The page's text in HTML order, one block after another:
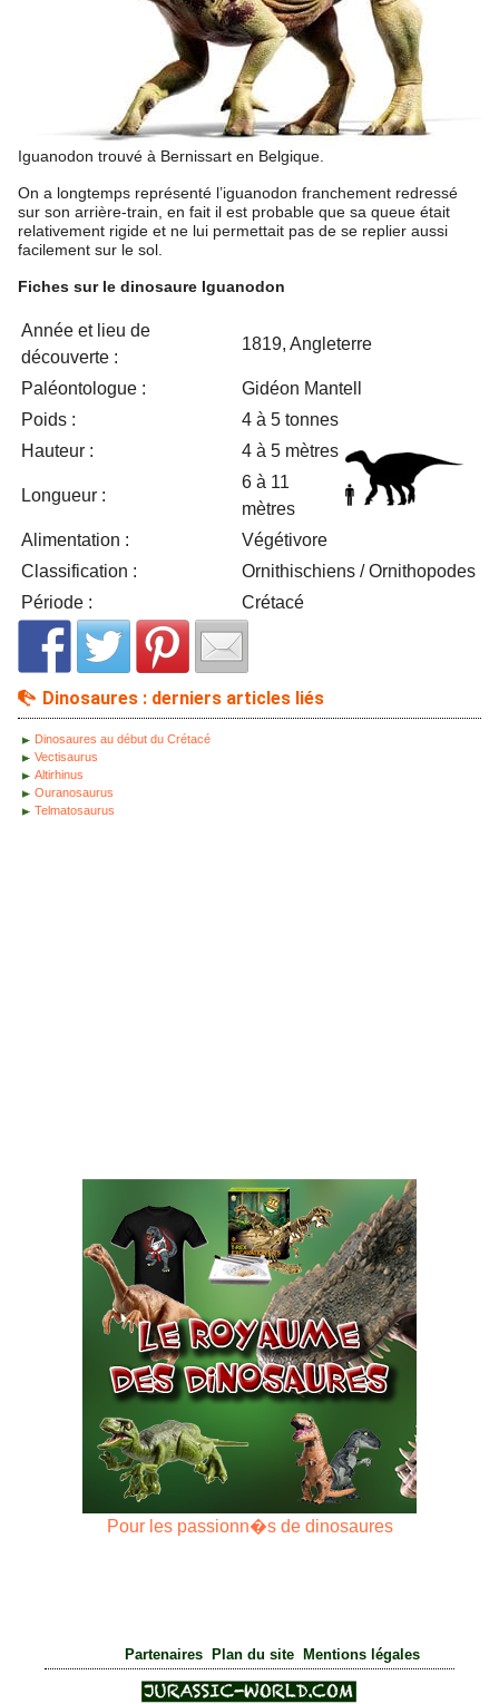
Iguanodon trouvé à Bernissart en Belgique.
On a longtemps représenté l’iguanodon franchement redressé
sur son arrière-train, en fait il est probable que sa queue était
relativement rigide et ne lui permettait pas de se replier aussi
facilement sur le sol.
Fiches sur le dinosaure Iguanodon
Année et lieu de
découverte :
1819, Angleterre
Paléontologue :
Gidéon Mantell
Poids :
4 à 5 tonnes
Hauteur :
4 à 5 mètres
Longueur :
6 à 11
mètres
Alimentation :
Végétivore
Classification :
Ornithischiens / Ornithopodes
Période :
Crétacé
Dinosaures : derniers articles liés
Dinosaures au début du Crétacé
Vectisaurus
Altirhinus
Ouranosaurus
Telmatosaurus
Pour les passionn�s de dinosaures
Partenaires| Plan du site| Mentions légales